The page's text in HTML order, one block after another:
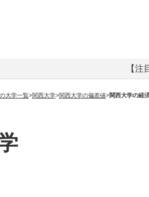
【
大学一覧>関西大学>関西大学の偏差値>関西大学の経